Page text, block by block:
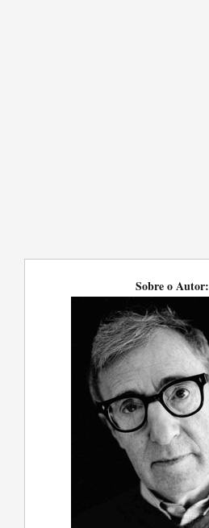
Sobre o Autor: